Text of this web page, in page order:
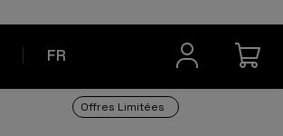
FR
Contact
Offres Limitées